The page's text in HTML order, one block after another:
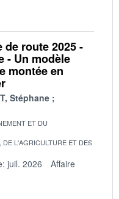
route 2025 -
- Un modèle
montée en
Stéphane
ET DU
L'AGRICULTURE ET DES
juil. 2026
Affaire